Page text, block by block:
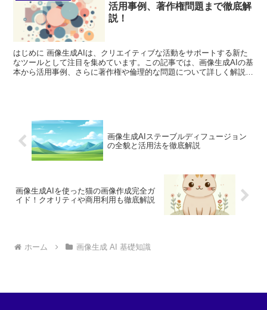
活用事例、著作権問題まで徹底解
説！
はじめに 画像生成AIは、クリエイティブな活動をサポートする新た
なツールとして注目を集めています。この記事では、画像生成AIの基
本から活用事例、さらに著作権や倫理的な問題について詳しく解説し
画像生成AIステーブルディフュージョン
の全貌と活用法を徹底解説
画像生成AIを使った猫の画像作成完全ガ
イド！クオリティや商用利用も徹底解説
ホーム 画像生成 AI 基礎知識